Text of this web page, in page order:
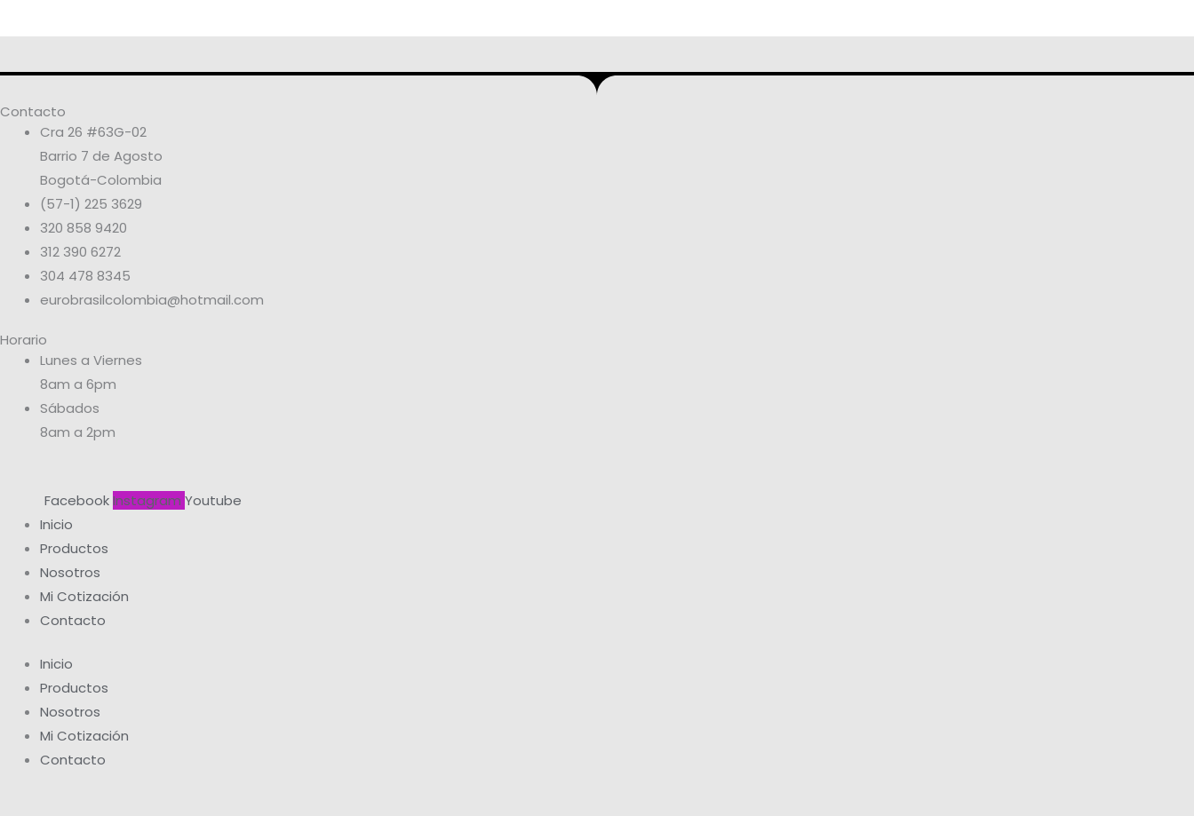
Contacto
Cra 26 #63G-02
Barrio 7 de Agosto
Bogotá-Colombia
(57-1) 225 3629
320 858 9420
312 390 6272
304 478 8345
eurobrasilcolombia@hotmail.com
Horario
Lunes a Viernes
8am a 6pm
Sábados
8am a 2pm
Facebook Instagram Youtube
Inicio
Productos
Nosotros
Mi Cotización
Contacto
Inicio
Productos
Nosotros
Mi Cotización
Contacto